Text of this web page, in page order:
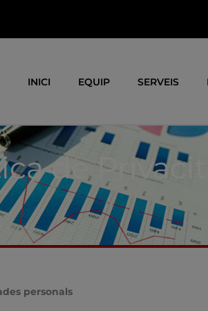
INICI EQUIP SERVEIS
de
personals